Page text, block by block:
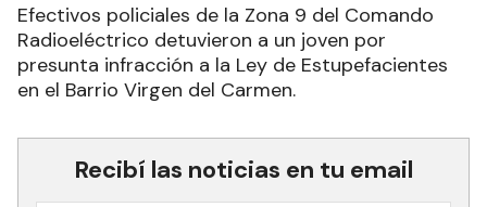
Efectivos policiales de la Zona 9 del Comando
Radioeléctrico detuvieron a un joven por
presunta infracción a la Ley de Estupefacientes
en el Barrio Virgen del Carmen.
Recibí las noticias en tu email